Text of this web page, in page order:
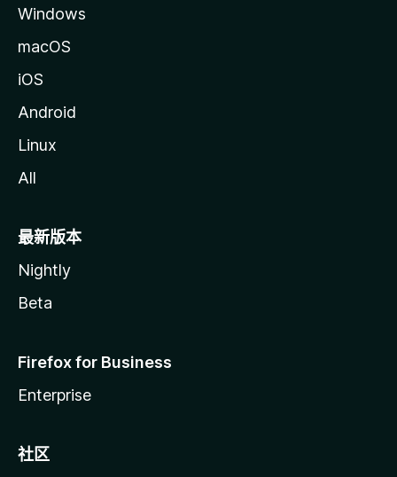
Windows
macOS
iOS
Android
Linux
All
最新版本
Nightly
Beta
Firefox for Business
Enterprise
社区